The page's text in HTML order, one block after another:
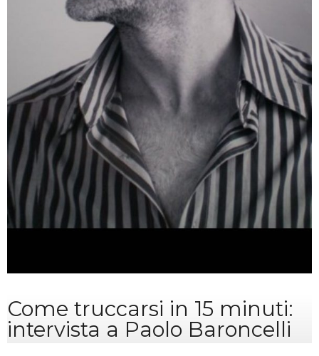
Come truccarsi in 15 minuti:
intervista a Paolo Baroncelli